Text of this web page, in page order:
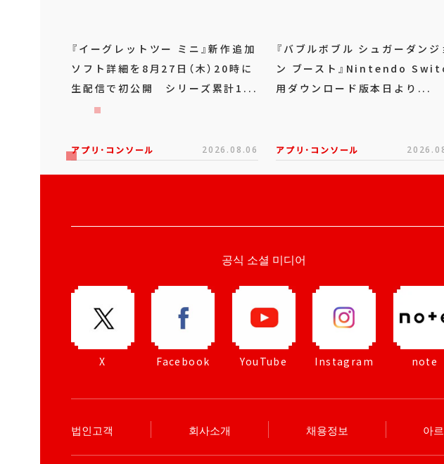
『イーグレットツー ミニ』新作追加
ソフト詳細を8月27日（木）20時に
生配信で初公開 シリーズ累計1...
アプリ･コンソール 2026.08.06
『バブルボブル シュガーダンジ
ン ブースト』Nintendo
用ダウンロード版本日より...
アプリ･コンソール
공식 소셜 미디어
X Facebook YouTube Instagram note
법인고객 회사소개 채용정보 아